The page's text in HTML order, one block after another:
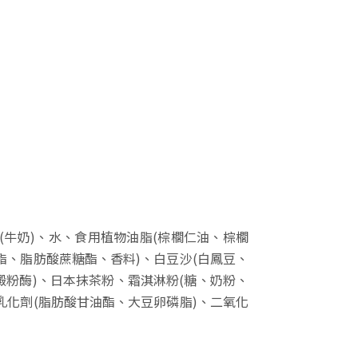
奶)、水、食用植物油脂(棕櫚仁油、棕櫚
脂肪酸蔗糖酯、香料)、白豆沙(白鳳豆、
酶)、日本抹茶粉、霜淇淋粉(糖、奶粉、
劑(脂肪酸甘油酯、大豆卵磷脂)、二氧化